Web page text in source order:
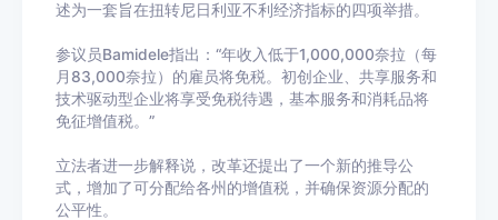
述为一套旨在扭转尼日利亚不利经济指标的四项举措。
参议员Bamidele指出：“年收入低于1,000,000奈拉（每
月83,000奈拉）的雇员将免税。初创企业、共享服务和
技术驱动型企业将享受免税待遇，基本服务和消耗品将
免征增值税。”
立法者进一步解释说，改革还提出了一个新的推导公
式，增加了可分配给各州的增值税，并确保资源分配的
公平性。